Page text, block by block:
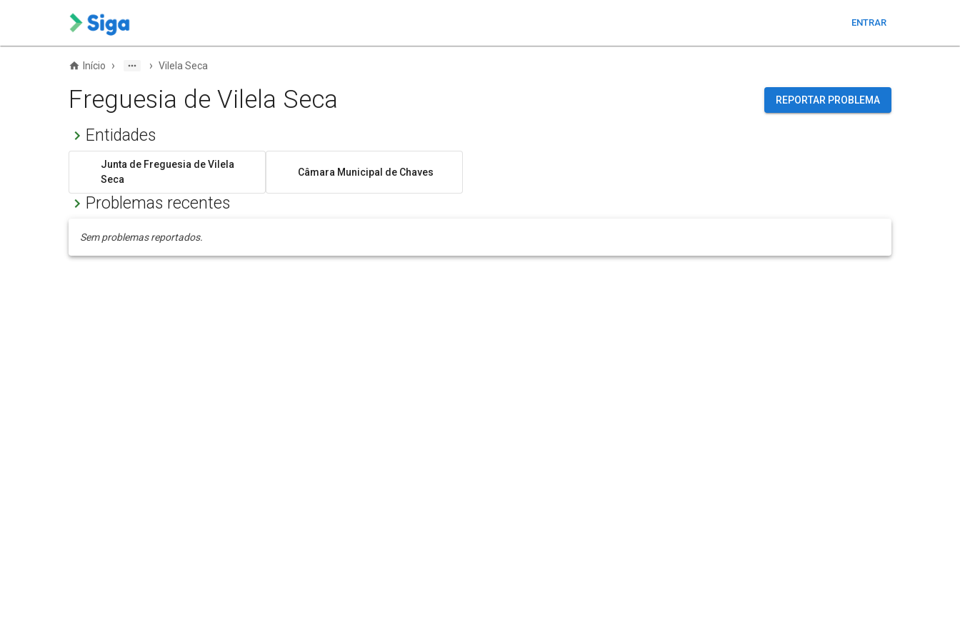
ENTRAR
Início › › Vilela Seca
Freguesia de Vilela Seca REPORTAR PROBLEMA
Entidades
Junta de Freguesia de Vilela
Seca
Câmara Municipal de Chaves
Problemas recentes
Sem problemas reportados.